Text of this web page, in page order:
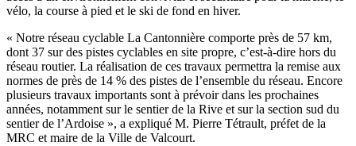
vélo, la course à pied et le ski de fond en hiver.
« Notre réseau cyclable La Cantonnière comporte près de 57 km,
dont 37 sur des pistes cyclables en site propre, c’est-à-dire hors du
réseau routier. La réalisation de ces travaux permettra la remise aux
normes de près de 14 % des pistes de l’ensemble du réseau. Encore
plusieurs travaux importants sont à prévoir dans les prochaines
années, notamment sur le sentier de la Rive et sur la section sud du
sentier de l’Ardoise », a expliqué M. Pierre Tétrault, préfet de la
MRC et maire de la Ville de Valcourt.